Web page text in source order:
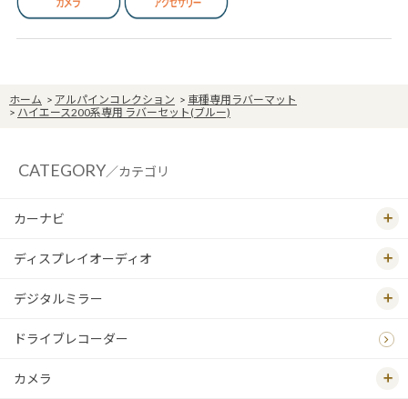
ホーム > アルパインコレクション > 車種専用ラバーマット
> ハイエース200系専用 ラバーセット(ブルー)
CATEGORY／カテゴリ
カーナビ
ディスプレイオーディオ
デジタルミラー
ドライブレコーダー
カメラ